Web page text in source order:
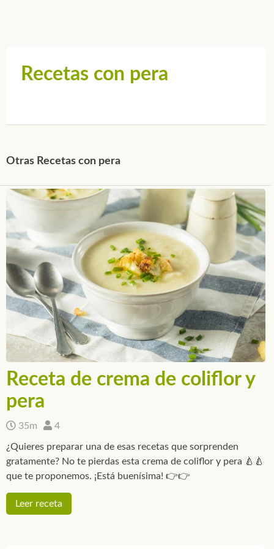
Recetas con pera
Otras Recetas con pera
Receta de crema de coliflor y
pera
35m 4
¿Quieres preparar una de esas recetas que sorprenden
gratamente? No te pierdas esta crema de coliflor y pera 🍐🍐
que te proponemos. ¡Está buenísima! 👉👉
Leer receta